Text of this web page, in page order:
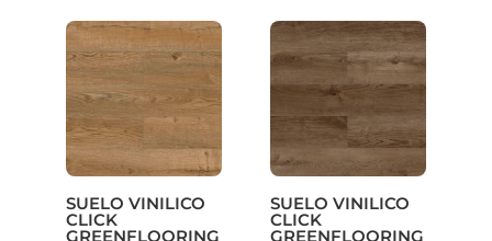
SUELO VINILICO
CLICK
GREENFLOORING
SUELO VINILICO
CLICK
GREENFLOORING